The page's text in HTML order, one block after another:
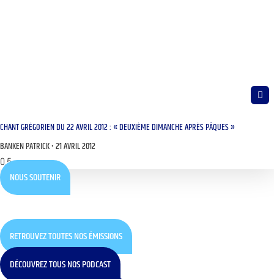
CHANT GRÉGORIEN DU 22 AVRIL 2012 : « DEUXIÈME DIMANCHE APRÈS PÂQUES »
BANKEN PATRICK 21 AVRIL 2012
NOUS SOUTENIR
RETROUVEZ TOUTES NOS ÉMISSIONS
DÉCOUVREZ TOUS NOS PODCAST